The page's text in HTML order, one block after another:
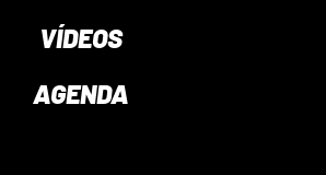
VÍDEOS
AGENDA